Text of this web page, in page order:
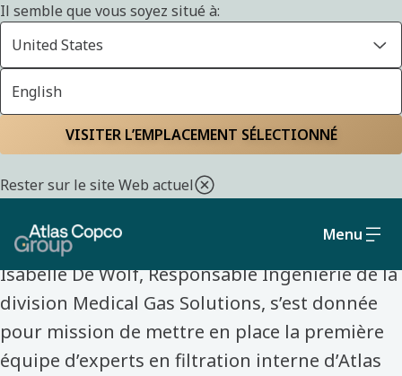
Il semble que vous soyez situé à:
United States
English
VISITER L’EMPLACEMENT SÉLECTIONNÉ
Rester sur le site Web actuel
Menu
Accueil Découvrez nos collègues
Isabelle De Wolf
Isabelle De Wolf, Responsable Ingénierie de la
division Medical Gas Solutions, s’est donnée
pour mission de mettre en place la première
équipe d’experts en filtration interne d’Atlas